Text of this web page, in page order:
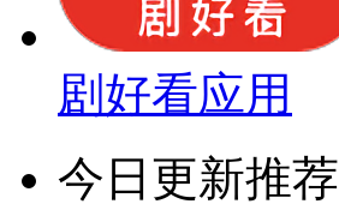
剧好看应用
今日更新推荐